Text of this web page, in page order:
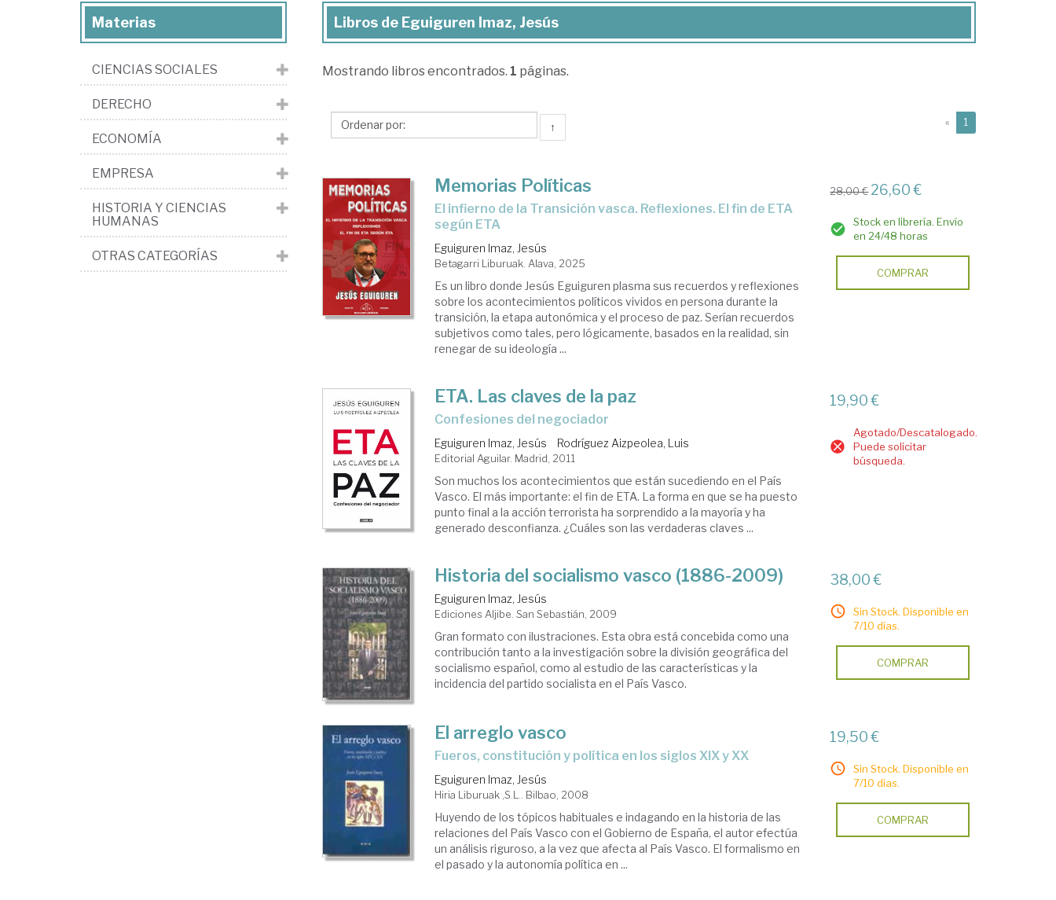
Libros
Eguiguren
Jesús
Libros de Eguiguren Imaz, Jesús
Mostrando libros encontrados. 1 páginas.
↑ « 1
Memorias Políticas
El infierno de la Transición vasca. Reflexiones. El fin de ETA
según ETA
Eguiguren Imaz, Jesús
Betagarri Liburuak. Alava, 2025
Es un libro donde Jesús Eguiguren plasma sus recuerdos y reflexiones
sobre los acontecimientos políticos vividos en persona durante la
transición, la etapa autonómica y el proceso de paz. Serían recuerdos
subjetivos como tales, pero lógicamente, basados en la realidad, sin
renegar de su ideología ...
28,00 € 26,60 €
Stock en librería. Envío
en 24/48 horas
COMPRAR
ETA. Las claves de la paz
Confesiones del negociador
Eguiguren Imaz, Jesús Rodríguez Aizpeolea, Luis
Editorial Aguilar. Madrid, 2011
Son muchos los acontecimientos que están sucediendo en el País
Vasco. El más importante: el fin de ETA. La forma en que se ha puesto
punto final a la acción terrorista ha sorprendido a la mayoría y ha
generado desconfianza. ¿Cuáles son las verdaderas claves ...
19,90 €
Agotado/Descatalogado.
Puede solicitar
búsqueda.
Historia del socialismo vasco (1886-2009)
Eguiguren Imaz, Jesús
Ediciones Aljibe. San Sebastián, 2009
Gran formato con ilustraciones. Esta obra está concebida como una
contribución tanto a la investigación sobre la división geográfica del
socialismo español, como al estudio de las características y la
incidencia del partido socialista en el País Vasco.
38,00 €
Sin Stock. Disponible en
7/10 días.
COMPRAR
El arreglo vasco
fueros, constitución y política en los siglos XIX y XX
Eguiguren Imaz, Jesús
Hiria Liburuak ,S.L.. Bilbao, 2008
Huyendo de los tópicos habituales e indagando en la historia de las
relaciones del País Vasco con el Gobierno de España, el autor efectúa
un análisis riguroso, a la vez que afecta al País Vasco. El formalismo en
el pasado y la autonomía política en ...
19,50 €
Sin Stock. Disponible en
7/10 días.
COMPRAR
Materias
CIENCIAS SOCIALES
DERECHO
ECONOMÍA
EMPRESA
HISTORIA Y CIENCIAS
HUMANAS
OTRAS CATEGORÍAS